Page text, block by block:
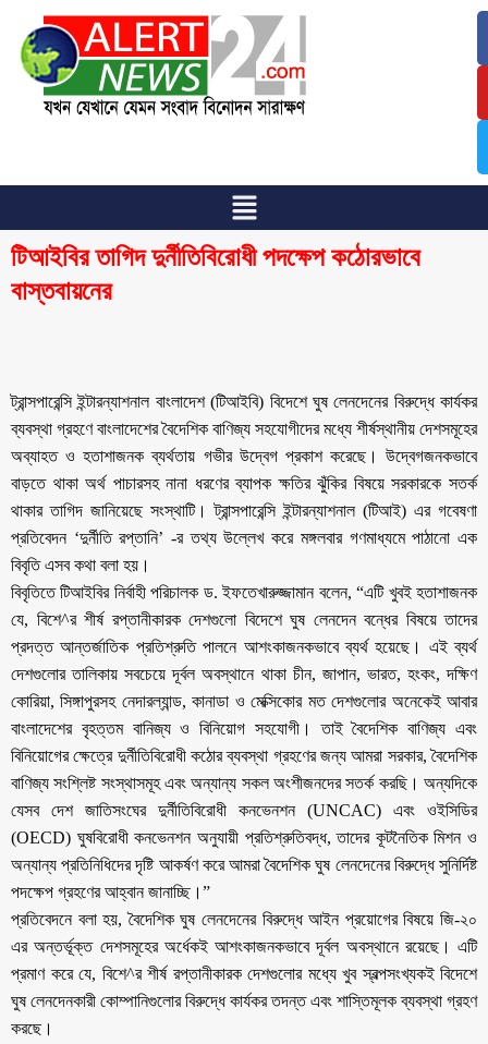
টিআইবির তাগিদ দুর্নীতিবিরোধী পদক্ষেপ কঠোরভাবে
বাস্তবায়নের
ট্রান্সপারেন্সি ইন্টারন্যাশনাল বাংলাদেশ (টিআইবি) বিদেশে ঘুষ লেনদেনের বিরুদ্ধে কার্যকর
ব্যবস্থা গ্রহণে বাংলাদেশের বৈদেশিক বাণিজ্য সহযোগীদের মধ্যে শীর্ষস্থানীয় দেশসমূহের
অব্যাহত ও হতাশাজনক ব্যর্থতায় গভীর উদ্বেগ প্রকাশ করেছে। উদ্বেগজনকভাবে
বাড়তে থাকা অর্থ পাচারসহ নানা ধরণের ব্যাপক ক্ষতির ঝুঁকির বিষয়ে সরকারকে সতর্ক
থাকার তাগিদ জানিয়েছে সংস্থাটি। ট্রান্সপারেন্সি ইন্টারন্যাশনাল (টিআই) এর গবেষণা
প্রতিবেদন ‘দুর্নীতি রপ্তানি’ -র তথ্য উল্লেখ করে মঙ্গলবার গণমাধ্যমে পাঠানো এক
বিবৃতি এসব কথা বলা হয়।
বিবৃতিতে টিআইবির নির্বাহী পরিচালক ড. ইফতেখারুজ্জামান বলেন, “এটি খুবই হতাশাজনক
যে, বিশে^র শীর্ষ রপ্তানীকারক দেশগুলো বিদেশে ঘুষ লেনদেন বন্ধের বিষয়ে তাদের
প্রদত্ত আন্তর্জাতিক প্রতিশ্রুতি পালনে আশংকাজনকভাবে ব্যর্থ হয়েছে। এই ব্যর্থ
দেশগুলোর তালিকায় সবচেয়ে দূর্বল অবস্থানে থাকা চীন, জাপান, ভারত, হংকং, দক্ষিণ
কোরিয়া, সিঙ্গাপুরসহ নেদারল্যান্ড, কানাডা ও মেক্সিকোর মত দেশগুলোর অনেকেই আবার
বাংলাদেশের বৃহত্তম বানিজ্য ও বিনিয়োগ সহযোগী। তাই বৈদেশিক বাণিজ্য এবং
বিনিয়োগের ক্ষেত্রে দুর্নীতিবিরোধী কঠোর ব্যবস্থা গ্রহণের জন্য আমরা সরকার, বৈদেশিক
বাণিজ্য সংশ্লিষ্ট সংস্থাসমূহ এবং অন্যান্য সকল অংশীজনদের সতর্ক করছি। অন্যদিকে
যেসব দেশ জাতিসংঘের দুর্নীতিবিরোধী কনভেনশন (UNCAC) এবং ওইসিডির
(OECD) ঘুষবিরোধী কনভেনশন অনুযায়ী প্রতিশ্রুতিবদ্ধ, তাদের কূটনৈতিক মিশন ও
অন্যান্য প্রতিনিধিদের দৃষ্টি আকর্ষণ করে আমরা বৈদেশিক ঘুষ লেনদেনের বিরুদ্ধে সুনির্দিষ্ট
পদক্ষেপ গ্রহণের আহ্বান জানাচ্ছি।”
প্রতিবেদনে বলা হয়, বৈদেশিক ঘুষ লেনদেনের বিরুদ্ধে আইন প্রয়োগের বিষয়ে জি-২০
এর অন্তর্ভূক্ত দেশসমূহের অর্ধেকই আশংকাজনকভাবে দূর্বল অবস্থানে রয়েছে। এটি
প্রমাণ করে যে, বিশে^র শীর্ষ রপ্তানীকারক দেশগুলোর মধ্যে খুব স্বল্পসংখ্যকই বিদেশে
ঘুষ লেনদেনকারী কোম্পানিগুলোর বিরুদ্ধে কার্যকর তদন্ত এবং শাস্তিমূলক ব্যবস্থা গ্রহণ
করছে।